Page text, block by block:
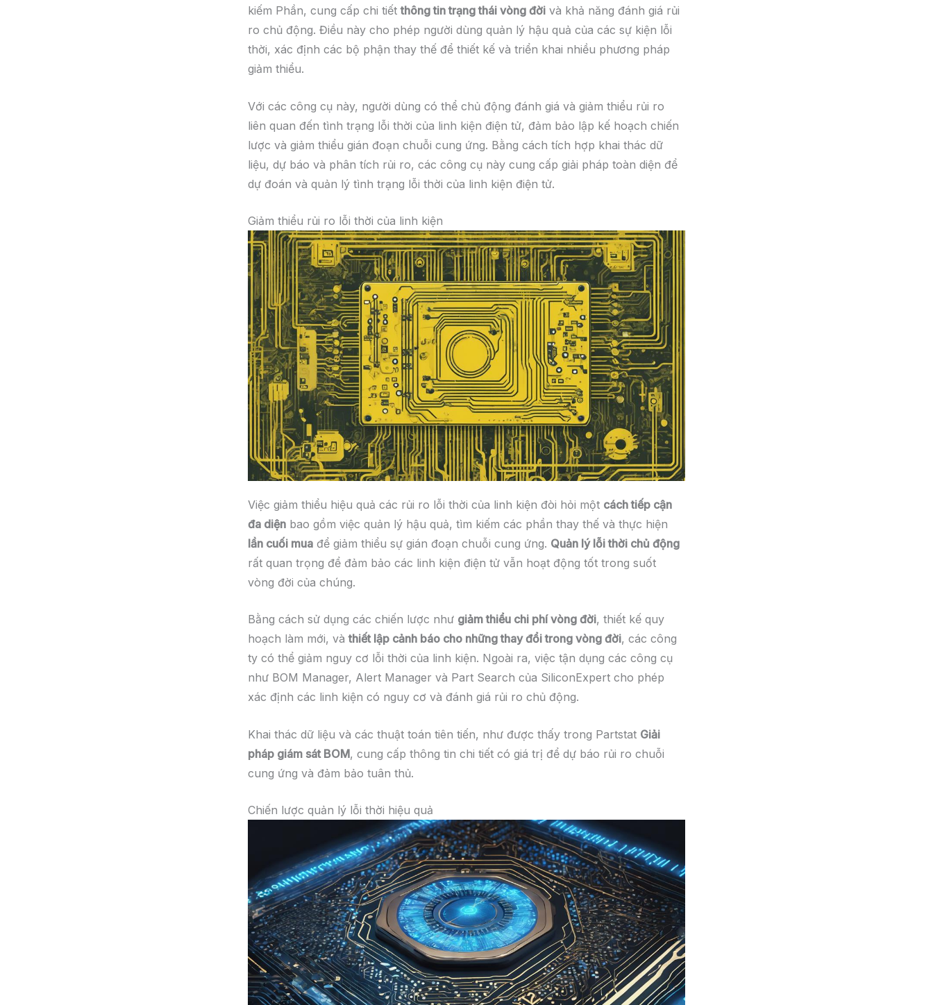
kiếm Phần, cung cấp chi tiếtthông tin trạng thái vòng đời và khả năng đánh giá rủi
ro chủ động. Điều này cho phép người dùng quản lý hậu quả của các sự kiện lỗi
thời, xác định các bộ phận thay thế để thiết kế và triển khai nhiều phương pháp
giảm thiểu.
Với các công cụ này, người dùng có thể chủ động đánh giá và giảm thiểu rủi ro
liên quan đến tình trạng lỗi thời của linh kiện điện tử, đảm bảo lập kế hoạch chiến
lược và giảm thiểu gián đoạn chuỗi cung ứng. Bằng cách tích hợp khai thác dữ
liệu, dự báo và phân tích rủi ro, các công cụ này cung cấp giải pháp toàn diện để
dự đoán và quản lý tình trạng lỗi thời của linh kiện điện tử.
Giảm thiểu rủi ro lỗi thời của linh kiện
Việc giảm thiểu hiệu quả các rủi ro lỗi thời của linh kiện đòi hỏi một cách tiếp cận
đa diện bao gồm việc quản lý hậu quả, tìm kiếm các phần thay thế và thực hiện
lần cuối mua để giảm thiểu sự gián đoạn chuỗi cung ứng. Quản lý lỗi thời chủ động
rất quan trọng để đảm bảo các linh kiện điện tử vẫn hoạt động tốt trong suốt
vòng đời của chúng.
Bằng cách sử dụng các chiến lược như giảm thiểu chi phí vòng đời, thiết kế quy
hoạch làm mới, vàthiết lập cảnh báo cho những thay đổi trong vòng đời, các công
ty có thể giảm nguy cơ lỗi thời của linh kiện. Ngoài ra, việc tận dụng các công cụ
như BOM Manager, Alert Manager và Part Search của SiliconExpert cho phép
xác định các linh kiện có nguy cơ và đánh giá rủi ro chủ động.
Khai thác dữ liệu và các thuật toán tiên tiến, như được thấy trong Partstat Giải
pháp giám sát BOM, cung cấp thông tin chi tiết có giá trị để dự báo rủi ro chuỗi
cung ứng và đảm bảo tuân thủ.
Chiến lược quản lý lỗi thời hiệu quả